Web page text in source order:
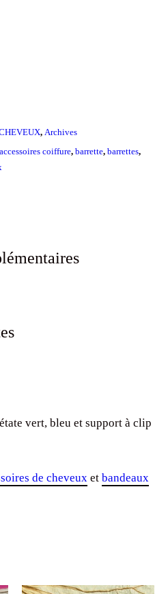
, Archives
accessoires coiffure, barrette, barrettes,
vert, bleu et support à clip
de cheveux et bandeaux